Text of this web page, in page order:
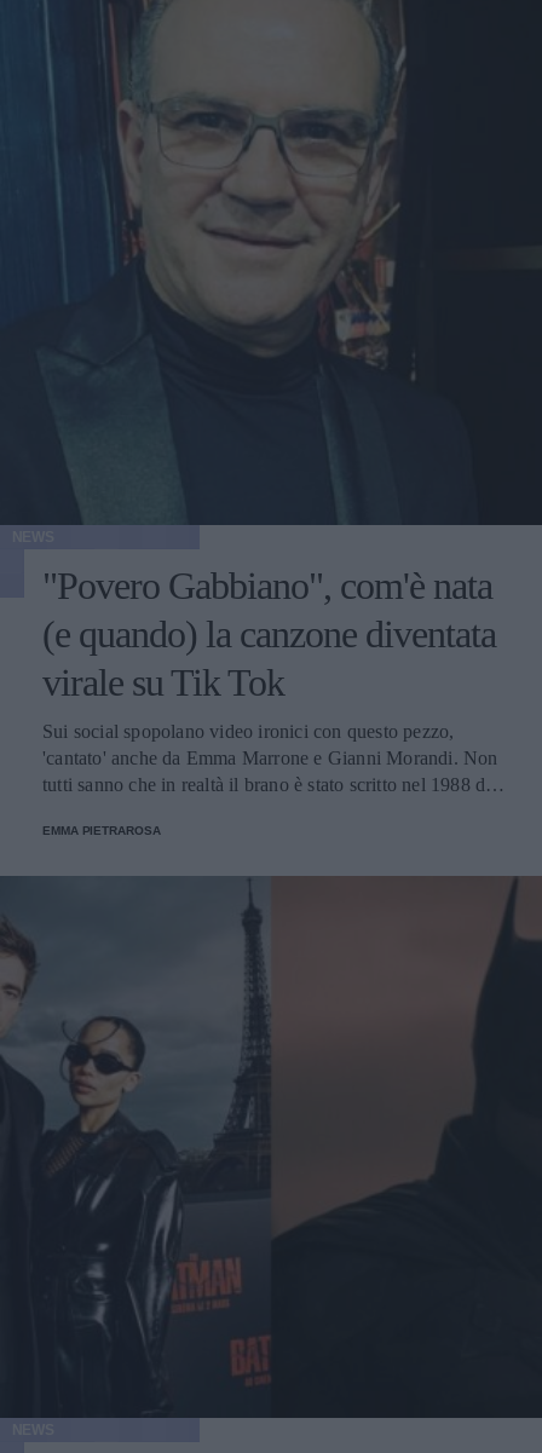
"Povero Gabbiano", com'è nata
(e quando) la canzone diventata
virale su Tik Tok
Sui social spopolano video ironici con questo pezzo,
'cantato' anche da Emma Marrone e Gianni Morandi. Non
tutti sanno che in realtà il brano è stato scritto nel 1988 da
EMMA PIETRAROSA